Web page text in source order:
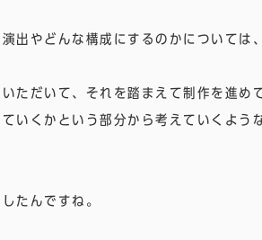
出やどんな構成にするのかについては
だいて、それを踏まえて制作を進め
くかという部分から考えていくよう
たんですね。